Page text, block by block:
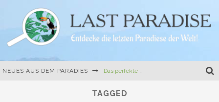
NEUES AUS DEM PARADIES Das perfekte Camping-Gericht: One-Pot-Pasta mit Tomate und Mozzarella
TAGGED